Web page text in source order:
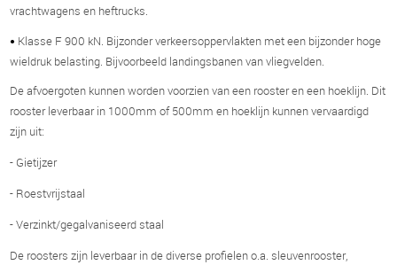
vrachtwagens en heftrucks.
• Klasse F 900 kN. Bijzonder verkeersoppervlakten met een bijzonder hoge
wieldruk belasting. Bijvoorbeeld landingsbanen van vliegvelden.
De afvoergoten kunnen worden voorzien van een rooster en een hoeklijn. Dit
rooster leverbaar in 1000mm of 500mm en hoeklijn kunnen vervaardigd
zijn uit:
- Gietijzer
- Roestvrijstaal
- Verzinkt/gegalvaniseerd staal
De roosters zijn leverbaar in de diverse profielen o.a. sleuvenrooster,